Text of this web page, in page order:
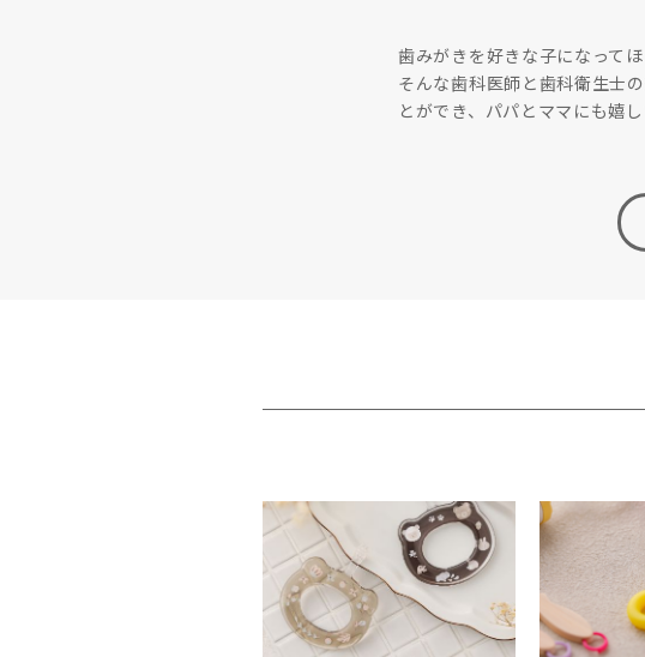
歯みがきを好きな子になって
そんな歯科医師と歯科衛生士
とができ、パパとママにも嬉